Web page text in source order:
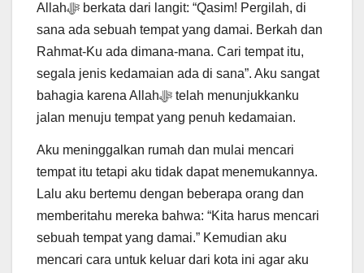
Allahﷻ berkata dari langit: “Qasim! Pergilah, di
sana ada sebuah tempat yang damai. Berkah dan
Rahmat-Ku ada dimana-mana. Cari tempat itu,
segala jenis kedamaian ada di sana”. Aku sangat
bahagia karena Allahﷻ telah menunjukkanku
jalan menuju tempat yang penuh kedamaian.
Aku meninggalkan rumah dan mulai mencari
tempat itu tetapi aku tidak dapat menemukannya.
Lalu aku bertemu dengan beberapa orang dan
memberitahu mereka bahwa: “Kita harus mencari
sebuah tempat yang damai.” Kemudian aku
mencari cara untuk keluar dari kota ini agar aku